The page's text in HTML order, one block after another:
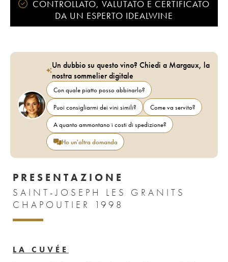
CONTROLLATO, VALUTATO E CERTIFICATO
DA UN ESPERTO IDEALWINE
Un dubbio su questo vino? Chiedi a Margaux, la
nostra sommelier digitale
Con quale piatto posso abbinarlo?
Puoi consigliarmi dei vini simili?
Come va servito?
A quanto ammontano i costi di spedizione?
Ho un'altra domanda
PRESENTAZIONE
SAINT-JOSEPH LES GRANITS
CHAPOUTIER 1998
LA CUVÉE